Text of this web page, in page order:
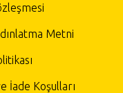
Metni
İade Koşulları